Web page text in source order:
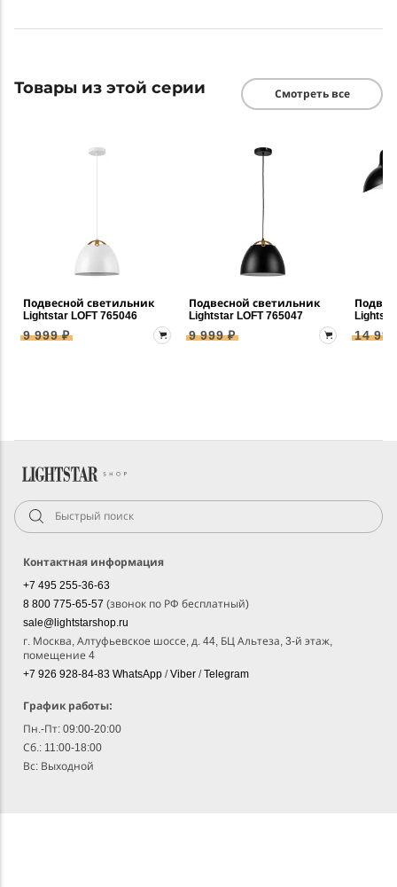
Товары из этой серии Смотреть все
Подвесной светильник
Lightstar LOFT 765046
9 999 ₽
Подвесной светильник
Lightstar LOFT 765047
9 999 ₽ 14
Контактная информация
+7 495 255-36-63
8 800 775-65-57 (звонок по РФ бесплатный)
sale@lightstarshop.ru
г. Москва, Алтуфьевское шоссе, д. 44, БЦ Альтеза, 3-й этаж,
помещение 4
+7 926 928-84-83 WhatsApp /Viber /Telegram
График работы:
Пн.-Пт: 09:00-20:00
Сб.: 11:00-18:00
Вс: Выходной